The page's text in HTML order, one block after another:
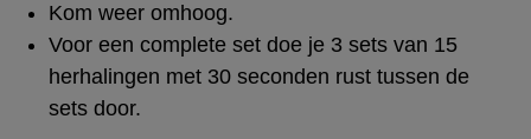
Kom weer omhoog.
Voor een complete set doe je 3 sets van 15
herhalingen met 30 seconden rust tussen de
sets door.